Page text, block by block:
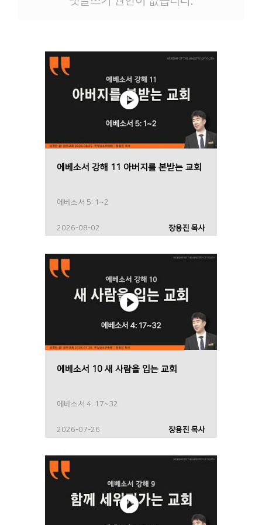
에베소서 강해 11 아버지를 본받는 교회
에베소서 5: 1~2
2026-08-02 장용진 목사
에베소서 10 새 사람을 입는 교회
에베소서 4: 17~32
2026-07-26 장용진 목사